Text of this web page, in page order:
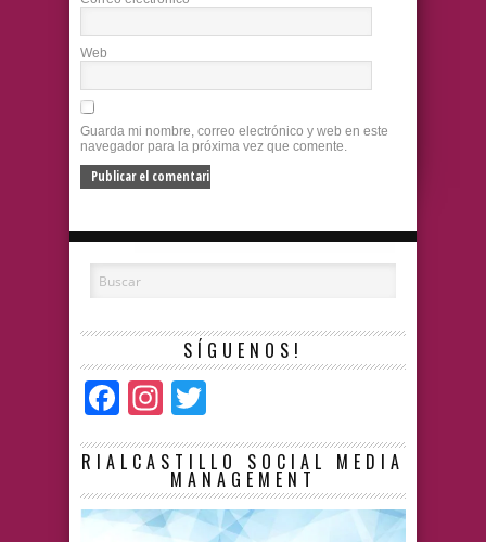
Web
Guarda mi nombre, correo electrónico y web en este
navegador para la próxima vez que comente.
SÍGUENOS!
Facebook
Instagram
RIALCASTILLO SOCIAL MEDIA
MANAGEMENT